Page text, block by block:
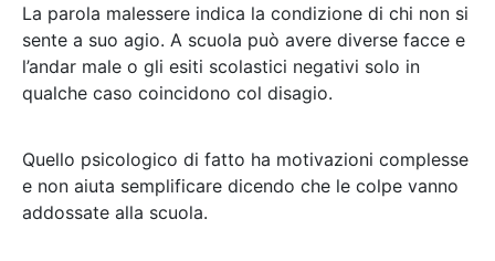
La parola malessere indica la condizione di chi non si
sente a suo agio. A scuola può avere diverse facce e
l’andar male o gli esiti scolastici negativi solo in
qualche caso coincidono col disagio.
Quello psicologico di fatto ha motivazioni complesse
e non aiuta semplificare dicendo che le colpe vanno
addossate alla scuola.